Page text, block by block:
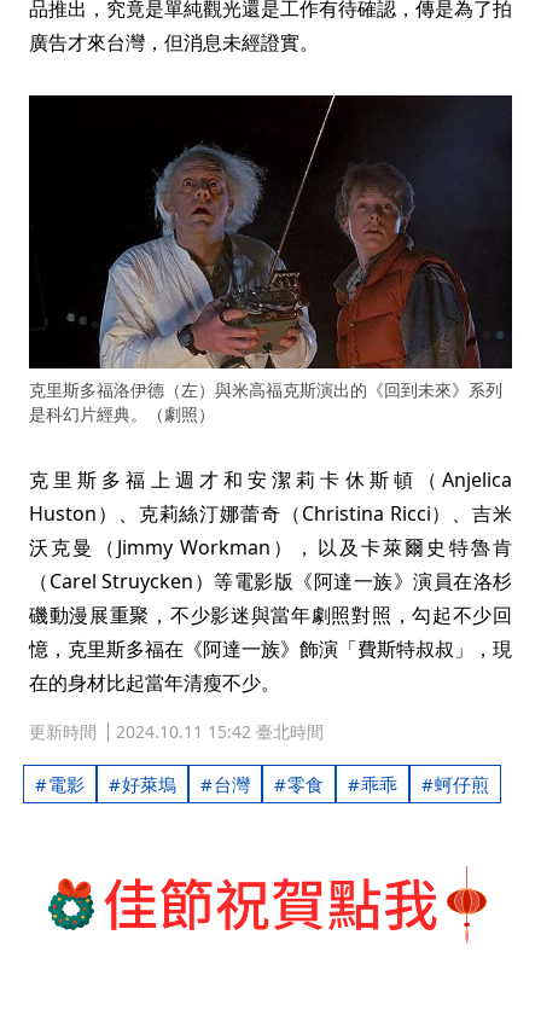
品推出，究竟是單純觀光還是工作有待確認，傳是為了拍
廣告才來台灣，但消息未經證實。
克里斯多福洛伊德（左）與米高福克斯演出的《回到未來》系列
是科幻片經典。（劇照）
克里斯多福上週才和安潔莉卡休斯頓（Anjelica
Huston）、克莉絲汀娜蕾奇（Christina Ricci）、吉米
沃克曼（Jimmy Workman），以及卡萊爾史特魯肯
（Carel Struycken）等電影版《阿達一族》演員在洛杉
磯動漫展重聚，不少影迷與當年劇照對照，勾起不少回
憶，克里斯多福在《阿達一族》飾演「費斯特叔叔」，現
在的身材比起當年清瘦不少。
更新時間 2024.10.11 15:42 臺北時間
電影 好萊塢 台灣 零食 乖乖 蚵仔煎